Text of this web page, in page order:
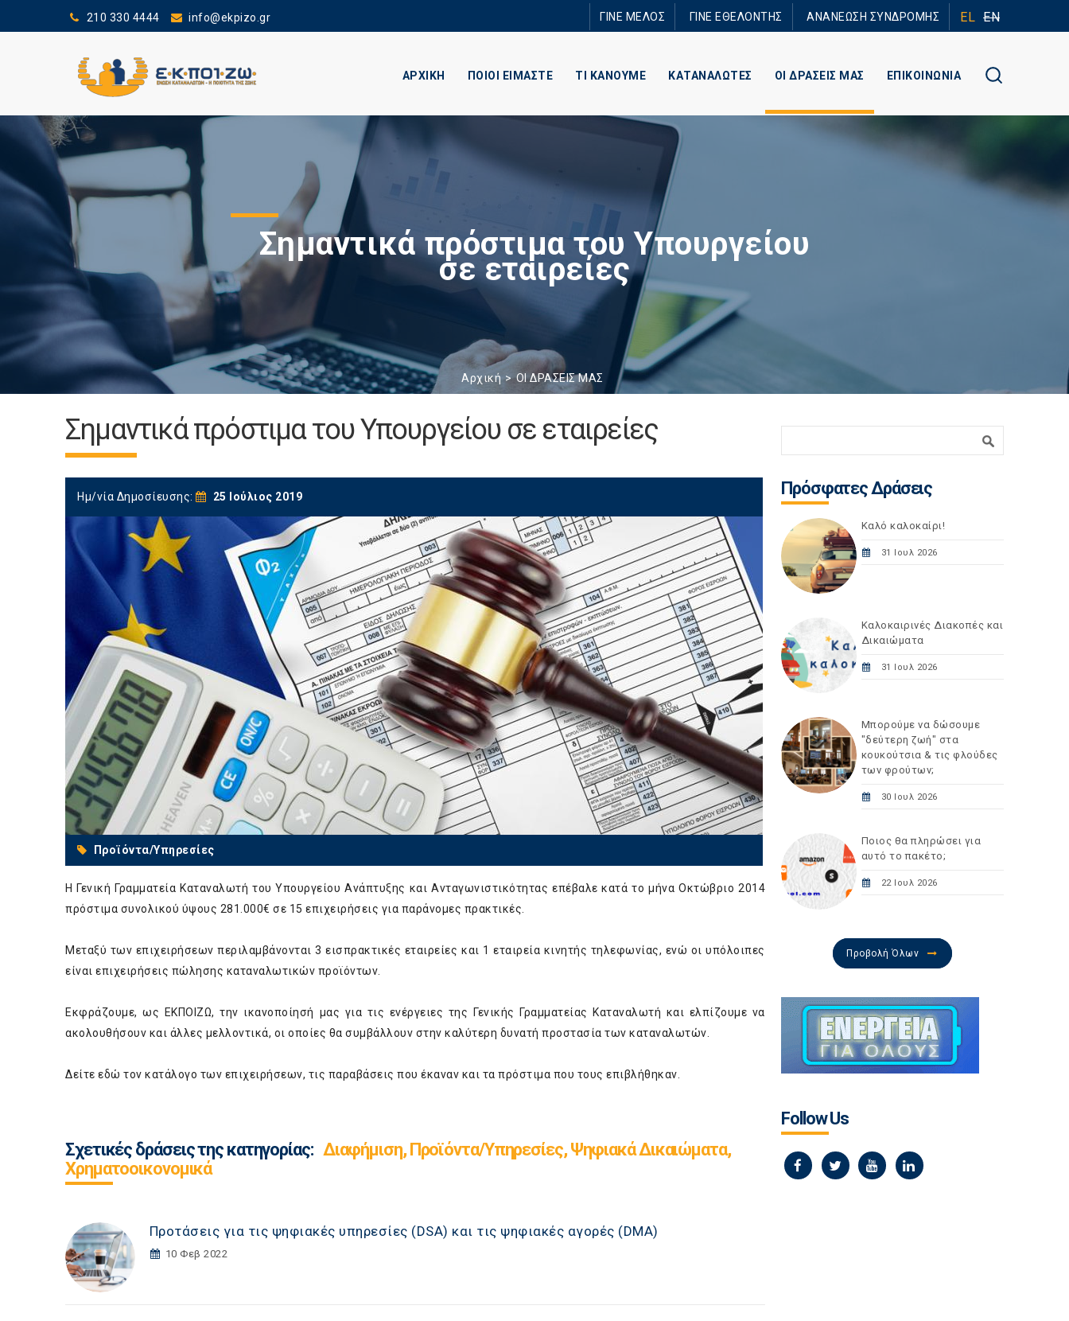
210 330 4444 info@ekpizo.gr ΓΙΝΕ ΜΕΛΟΣ ΓΙΝΕ ΕΘΕΛΟΝΤΗΣ ΑΝΑΝΕΩΣΗ ΣΥΝΔΡΟΜΗΣ EL EN
ΑΡΧΙΚΗ ΠΟΙΟΙ ΕΙΜΑΣΤΕ ΤΙ ΚΑΝΟΥΜΕ ΚΑΤΑΝΑΛΩΤΕΣ ΟΙ ΔΡΑΣΕΙΣ ΜΑΣ ΕΠΙΚΟΙΝΩΝΙΑ
Σημαντικά πρόστιμα του Υπουργείου
σε εταιρείες
Αρχική ΟΙ ΔΡΑΣΕΙΣ ΜΑΣ
Σημαντικά πρόστιμα του Υπουργείου σε εταιρείες
Ημ/νία Δημοσίευσης: 25 Ιούλιος 2019
Προϊόντα/Υπηρεσίες
Η Γενική Γραμματεία Καταναλωτή του Υπουργείου Ανάπτυξης και Ανταγωνιστικότητας επέβαλε κατά το μήνα Οκτώβριο 2014
πρόστιμα συνολικού ύψους 281.000€ σε 15 επιχειρήσεις για παράνομες πρακτικές.
Μεταξύ των επιχειρήσεων περιλαμβάνονται 3 εισπρακτικές εταιρείες και 1 εταιρεία κινητής τηλεφωνίας, ενώ οι υπόλοιπες
είναι επιχειρήσεις πώλησης καταναλωτικών προϊόντων.
Εκφράζουμε, ως ΕΚΠΟΙΖΩ, την ικανοποίησή μας για τις ενέργειες της Γενικής Γραμματείας Καταναλωτή και ελπίζουμε να
ακολουθήσουν και άλλες μελλοντικά, οι οποίες θα συμβάλλουν στην καλύτερη δυνατή προστασία των καταναλωτών.
Δείτε εδώ τον κατάλογο των επιχειρήσεων, τις παραβάσεις που έκαναν και τα πρόστιμα που τους επιβλήθηκαν.
Σχετικές δράσεις της κατηγορίας: Διαφήμιση, Προϊόντα/Υπηρεσίες, Ψηφιακά Δικαιώματα,
Χρηματοοικονομικά
Προτάσεις για τις ψηφιακές υπηρεσίες (DSA) και τις ψηφιακές αγορές (DΜA)
10 Φεβ 2022
Πρόσφατες Δράσεις
Καλό καλοκαίρι!
31 Ιουλ 2026
Καλοκαιρινές Διακοπές και
Δικαιώματα
31 Ιουλ 2026
Μπορούμε να δώσουμε
"δεύτερη ζωή" στα
κουκούτσια & τις φλούδες
των φρούτων;
30 Ιουλ 2026
Ποιος θα πληρώσει για
αυτό το πακέτο;
22 Ιουλ 2026
Προβολή Όλων
Follow Us